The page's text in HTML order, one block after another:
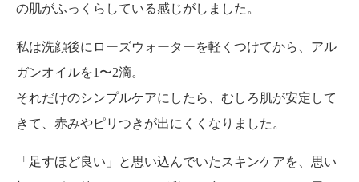
の肌がふっくらしている感じがしました。
私は洗顔後にローズウォーターを軽くつけてから、アル
ガンオイルを1〜2滴。
それだけのシンプルケアにしたら、むしろ肌が安定して
きて、赤みやピリつきが出にくくなりました。
「足すほど良い」と思い込んでいたスキンケアを、思い